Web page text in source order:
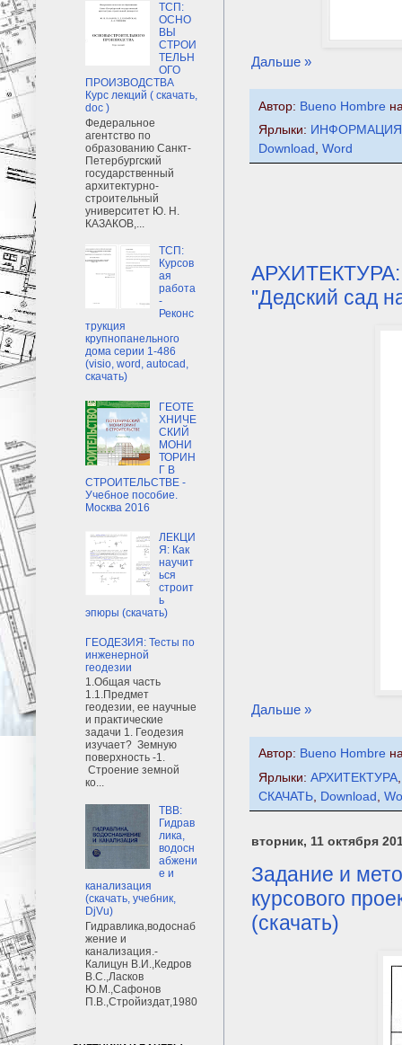
Дальше »
Автор: Bueno Hombre
Ярлыки: ИНФОРМАЦИЯ
Download , Word
АРХИТЕКТУРА:
"Дедский сад
Дальше »
Автор: Bueno Hombre
Ярлыки: АРХИТЕКТУРА
СКАЧАТЬ
Download
вторник, 11 октября
Задание и
курсового
(скачать)
ТСП:
ОСНО
ВЫ
СТРОИ
ТЕЛЬН
ОГО
ПРОИЗВОДСТВА
Курс лекций ( скачать,
doc )
Федеральное
агентство по
образованию Санкт-
Петербургский
государственный
архитектурно-
строительный
университет Ю. Н.
КАЗАКОВ,...
ТСП:
Курсов
ая
работа
-
Реконс
трукция
крупнопанельного
дома серии 1-486
(visio, word, autocad,
скачать)
ГЕОТЕ
ХНИЧЕ
СКИЙ
МОНИ
ТОРИН
Г В
СТРОИТЕЛЬСТВЕ -
Учебное пособие.
Москва 2016
ЛЕКЦИ
Я: Как
научит
ься
строит
ь
эпюры (скачать)
ГЕОДЕЗИЯ: Тесты по
инженерной
геодезии
1.Общая часть
1.1.Предмет
геодезии, ее научные
и практические
задачи 1. Геодезия
изучает? Земную
поверхность -1.
Строение земной
ко...
ТВВ:
Гидрав
лика,
водосн
абжени
е и
канализация
(скачать, учебник,
DjVu)
Гидравлика,водоснаб
жение и
канализация.-
Калицун В.И.,Кедров
В.С.,Ласков
Ю.М.,Сафонов
П.В.,Стройиздат,1980